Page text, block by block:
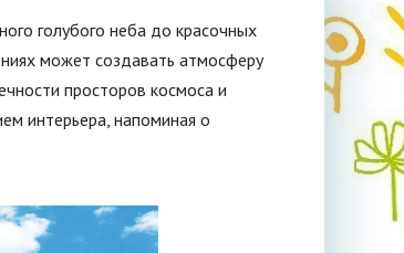
голубого неба до красочных
может создавать атмосферу
просторов космоса и
интерьера, напоминая о